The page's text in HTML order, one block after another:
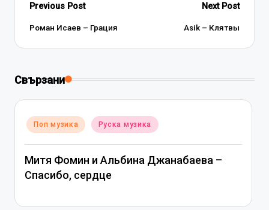
Post
navigation
Previous Post
Роман Исаев – Грация
Next Post
Asik – Клятвы
Свързани
Posted
in
Поп музика Руска музика
Митя Фомин и Альбина Джанабаева –
Спасибо, сердце